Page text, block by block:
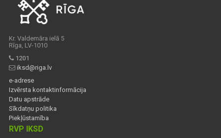
Kr. Valdemāra ielā 5
Rīga, LV-1010
1201
iksd@riga.lv
e-adrese
Izvērsta kontaktinformācija
Datu apstrāde
Sīkdatņu politika
Piekļūstamība
RVP IKSD